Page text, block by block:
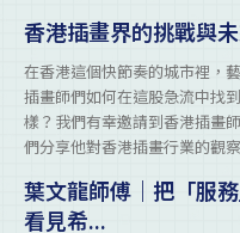
香港插畫界的挑戰與
在香港這個快節奏的城市裡，
插畫師們如何在這股急流中找
樣？我們有幸邀請到香港插畫
們分享他對香港插畫行業的觀
葉文龍師傅｜把「服
看見希...